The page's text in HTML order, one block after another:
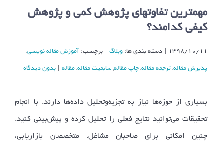
مهمترین تفاوتهای پژوهش کمی و پژوهش
کیفی کدامند؟
۱۳۹۸/۱۰/۱۱ دسته بندی ها: وبلاگ برچسب: آموزش مقاله نویسی,
پذیرش مقاله, ترجمه مقاله, چاپ مقاله, سابمیت مقاله, مقاله بدون ديدگاه
بسیاری از حوزه‌ها نیاز به تجزیه‌وتحلیل داده‌ها دارند. با انجام
تحقیقات می‌توانید نتایج فعلی را تحلیل کرده و پیش‌بینی کنید.
چنین امکانی برای صاحبان مشاغل، متخصصان بازاریابی،